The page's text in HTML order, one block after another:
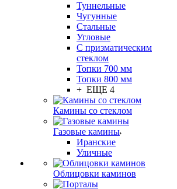
Туннельные
Чугунные
Стальные
Угловые
С призматическим
стеклом
Топки 700 мм
Топки 800 мм
+ ЕЩЕ 4
Камины со стеклом
Газовые камины
Иранские
Уличные
Облицовки каминов